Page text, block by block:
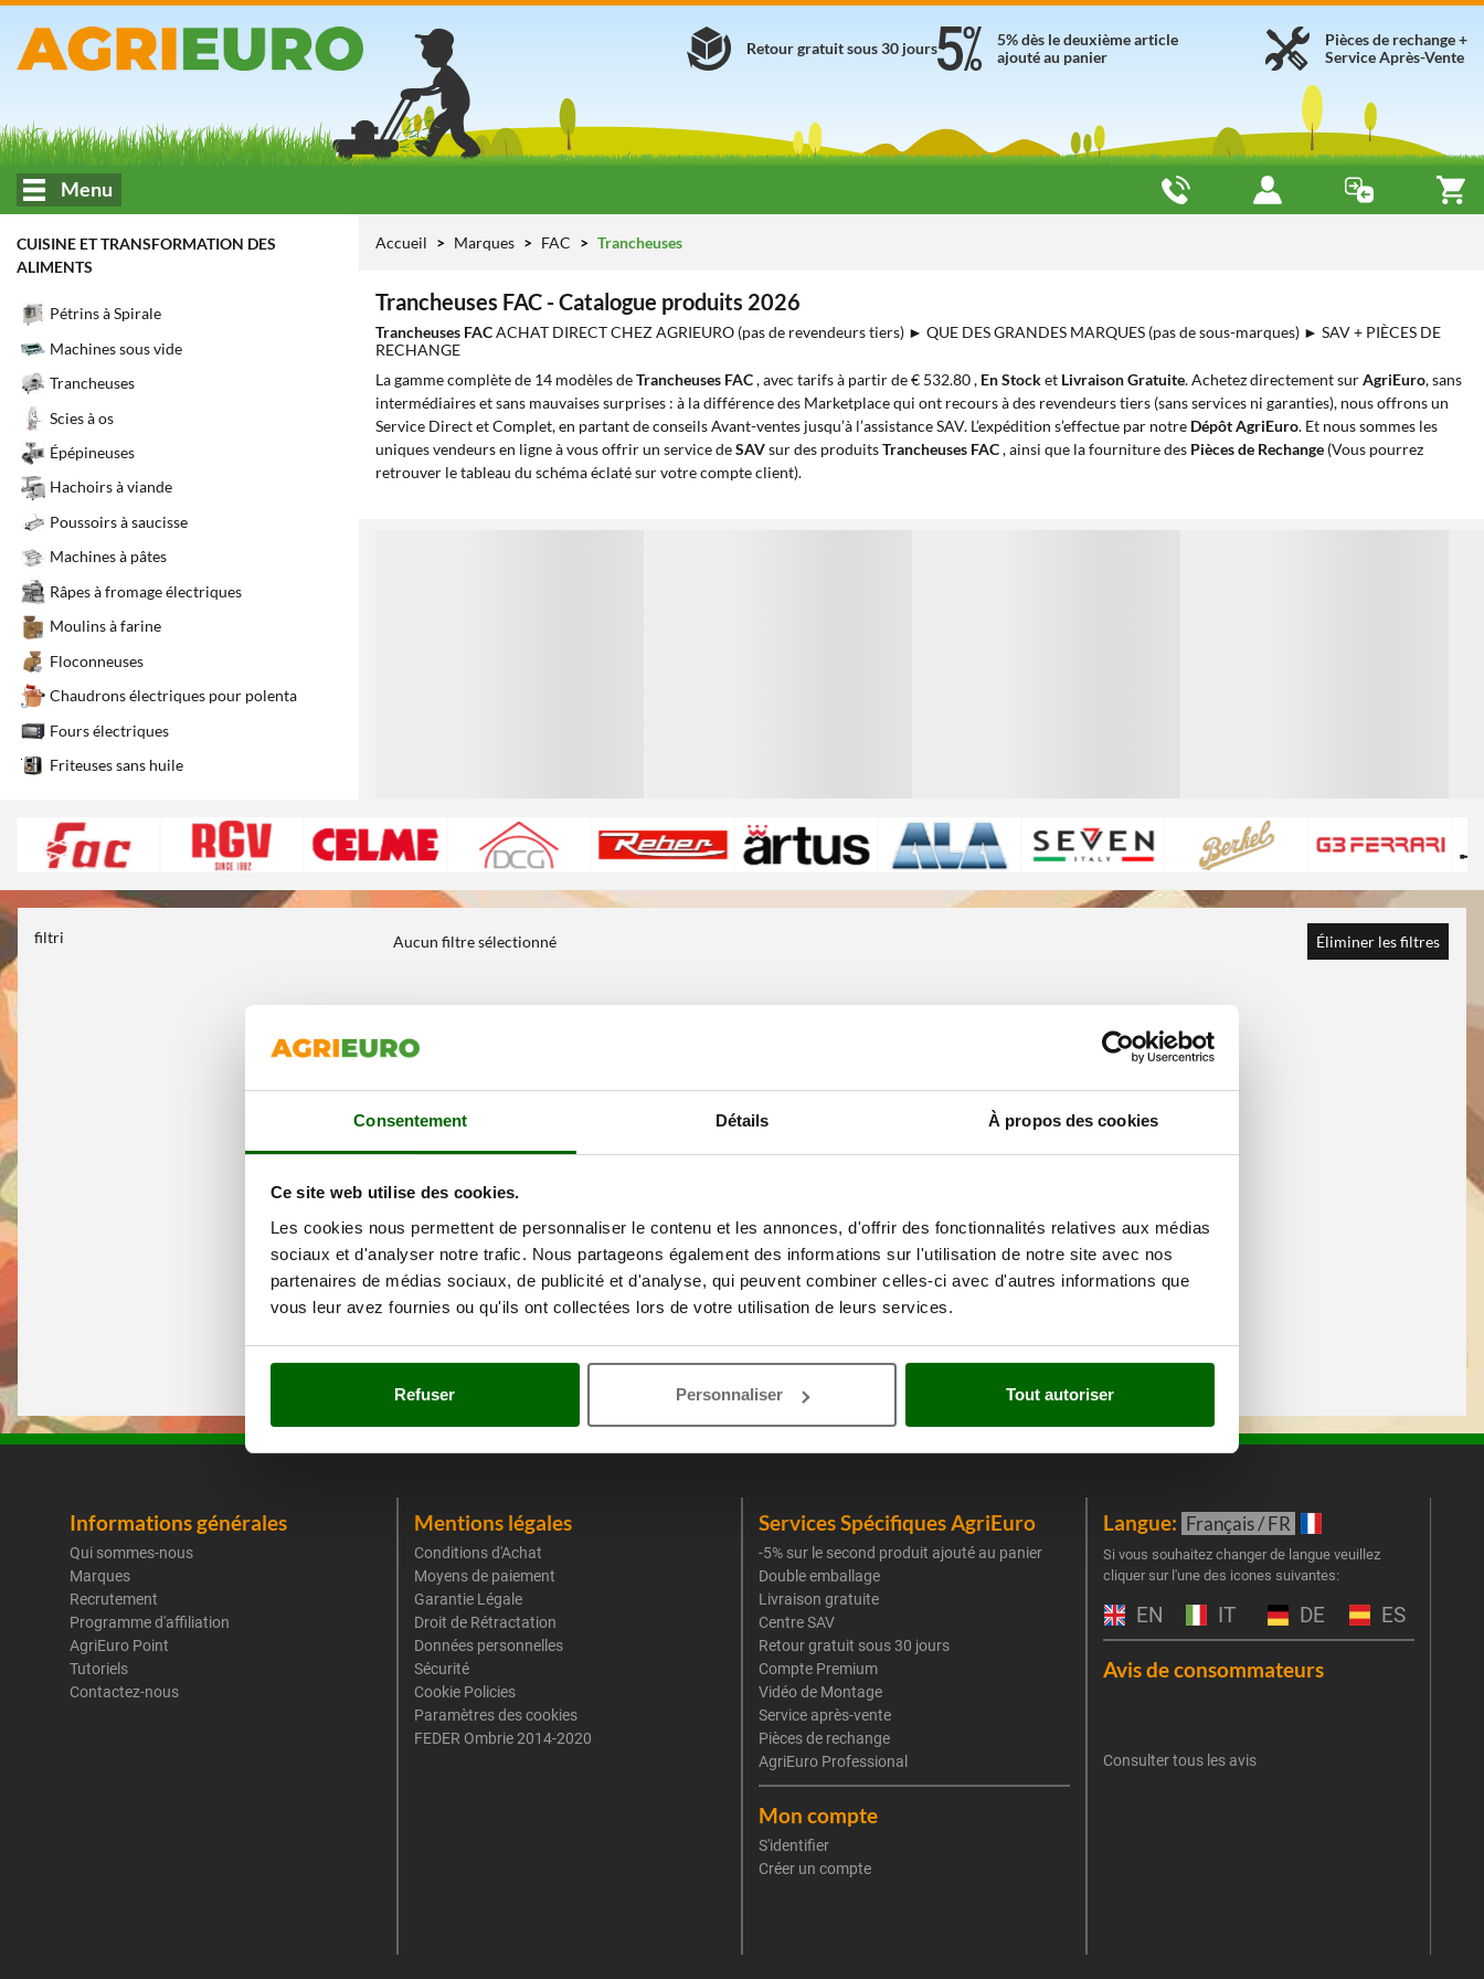
Consentement Détails À propos des cookies
Ce site web utilise des cookies.
Les cookies nous permettent de personnaliser le contenu et les annonces, d'offrir des fonctionnalités relatives aux médias
sociaux et d'analyser notre trafic. Nous partageons également des informations sur l'utilisation de notre site avec nos
partenaires de médias sociaux, de publicité et d'analyse, qui peuvent combiner celles-ci avec d'autres informations que
vous leur avez fournies ou qu'ils ont collectées lors de votre utilisation de leurs services.
Refuser Personnaliser Tout autoriser
Pièces de rechange +
Service Après-Vente
5% dès le deuxième article
ajouté au panier
Retour gratuit sous 30 jours
Menu
CUISINE ET TRANSFORMATION DES
ALIMENTS
Pétrins à Spirale
Machines sous vide
Trancheuses
Scies à os
Épépineuses
Hachoirs à viande
Poussoirs à saucisse
Machines à pâtes
Râpes à fromage électriques
Moulins à farine
Floconneuses
Chaudrons électriques pour polenta
Fours électriques
Friteuses sans huile
Accueil Marques FAC Trancheuses
Trancheuses FAC - Catalogue produits 2026
Trancheuses FACACHAT DIRECT CHEZ AGRIEURO (pas de revendeurs tiers) ► QUE DES GRANDES MARQUES (pas de sous-marques) ► SAV + PIÈCES DE
RECHANGE
La gamme complète de 14 modèles deTrancheuses FAC, avec tarifs à partir de € 532.80 , En Stocket Livraison Gratuite. Achetez directement surAgriEuro, sans
intermédiaires et sans mauvaises surprises : à la différence des Marketplace qui ont recours à des revendeurs tiers (sans services ni garanties), nous offrons un
Service Direct et Complet, en partant de conseils Avant-ventes jusqu’à l’assistance SAV. L’expédition s’effectue par notre Dépôt AgriEuro. Et nous sommes les
uniques vendeurs en ligne à vous offrir un service deSAVsur des produitsTrancheuses FAC, ainsi que la fourniture des Pièces de Rechange (Vous pourrez
retrouver le tableau du schéma éclaté sur votre compte client).
filtri Aucun filtre sélectionné Éliminer les filtres
Informations générales
Qui sommes-nous
Marques
Recrutement
Programme d'affiliation
AgriEuro Point
Tutoriels
Contactez-nous
Mentions légales
Conditions d'Achat
Moyens de paiement
Garantie Légale
Droit de Rétractation
Données personnelles
Sécurité
Cookie Policies
Paramètres des cookies
FEDER Ombrie 2014-2020
Services Spécifiques AgriEuro
-5% sur le second produit ajouté au panier
Double emballage
Livraison gratuite
Centre SAV
Retour gratuit sous 30 jours
Compte Premium
Vidéo de Montage
Service après-vente
Pièces de rechange
AgriEuro Professional
Mon compte
S'identifier
Créer un compte
Langue: Français / FR
Si vous souhaitez changer de langue veuillez
cliquer sur l'une des icones suivantes:
EN IT DE ES
Avis de consommateurs
Consulter tous les avis